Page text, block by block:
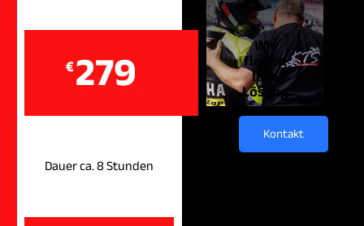
€279
Dauer ca. 8 Stunden
Wir
finden
Ihre
Lösung
Kontakt